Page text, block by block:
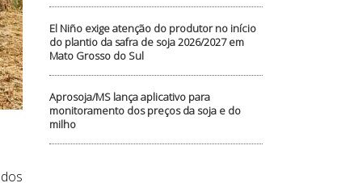
El Niño exige atenção do produtor no início
do plantio da safra de soja 2026/2027 em
Mato Grosso do Sul
Aprosoja/MS lança aplicativo para
monitoramento dos preços da soja e do
milho